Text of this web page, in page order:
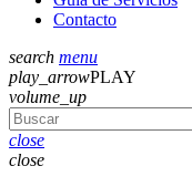
Contacto
search menu
play_arrowPLAY
volume_up
close
close